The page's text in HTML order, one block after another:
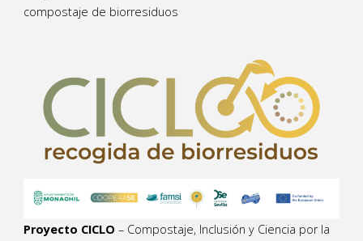
compostaje de biorresiduos
Proyecto CICLO – Compostaje, Inclusión y Ciencia por la